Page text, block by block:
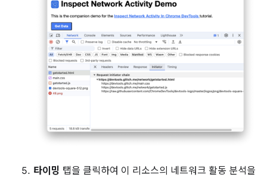
타이밍 탭을 클릭하여 이 리소스의 네트워크 활동 분석을